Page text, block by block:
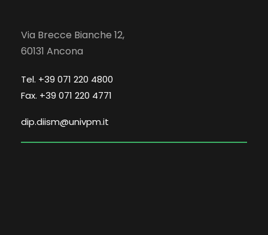
Via Brecce Bianche 12,
60131 Ancona
Tel. +39 071 220 4800
Fax. +39 071 220 4771
dip.diism@univpm.it